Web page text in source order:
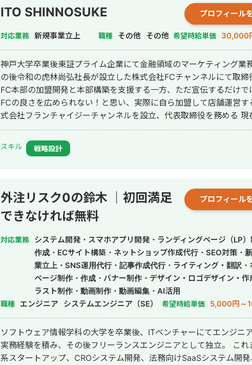
計まで併走可能 ■対応可能業務 ・複雑な業務システムの受託開発 ・AI導入コ
ンサル、業務プロセスの自動化 ・新規事業・SaaSの立ち上げ支援（
PMF検証） ・DX補助金を活用した開発支援 ■その他 初回は無料AI診断／無料
ITO SHINNOSUKE プロフィール
対応業務 新規事業立上 職種 その他 その他 希望時給単価 30,000
神戸大学卒業後東証プライム企業にて金融領域のマーケティング業
の後令和の虎林尚弘社長が設立した株式会社FCチャンネルにて取締
FC本部の加盟開発と本部構築を支援する一方、ただ宣伝するだけで
FCの良さを広められない！と思い、実際に自ら加盟して店舗運営す
式会社フランチャイジーチャンネルを設立、代表取締役を務める 現在はFCに
加盟したいが、時間やノウハウがないという方向けに店舗運営をま
負うFC店舗運営委託代行事業を展開している
スキル 戦略設計
外注リスク0の鈴木 ｜初回満足
できなければ無料
プロフィール
対応業務
システム開発・スマホアプリ開発・ランディングページ（LP）
作成・ECサイト構築・ネットショップ作成代行・SEO対策・
業立上・SNS運用代行・記事作成代行・ライティング・翻訳・
ページ制作・作成・バナー制作・デザイン・ロゴデザイン・作
ラスト制作・動画制作・動画編集・AI活用
職種 エンジニア システムエンジニア（SE） 希望時給単価 5,000円～
ソフトウェア情報学科の大学を卒業後、ITベンチャーにてエンジニ
実務経験を積み、その後フリーランスエンジニアとして独立。 これまで、金融
系スタートアップ、CROシステム開発、法務向けSaaSシステム開